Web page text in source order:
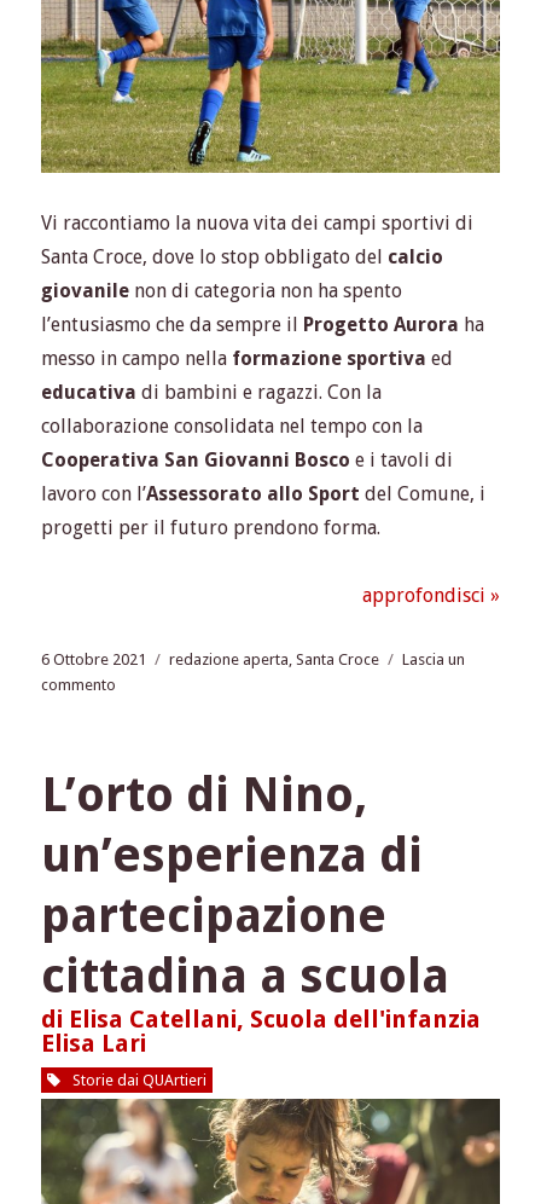
Vi raccontiamo la nuova vita dei campi sportivi di
Santa Croce, dove lo stop obbligato del calcio
giovanile non di categoria non ha spento
l’entusiasmo che da sempre il Progetto Aurora ha
messo in campo nella formazione sportivaed
educativa di bambini e ragazzi. Con la
collaborazione consolidata nel tempo con la
Cooperativa San Giovanni Bosco e i tavoli di
lavoro con l’Assessorato allo Sport del Comune, i
progetti per il futuro prendono forma.
approfondisci »
Pubblicato
il
6 Ottobre 2021 Tag
redazione aperta,Santa Croce
Lascia un
commento
al
Covid
all’Aurora
un
nuovo
Progetto
L’orto di Nino,
un’esperienza di
partecipazione
cittadina a scuola
di Elisa Catellani, Scuola dell'infanzia
Elisa Lari
Storie dai QUArtieri